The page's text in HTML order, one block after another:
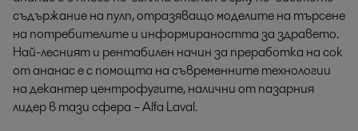
съдържание на пулп, отразяващо моделите на търсене
на потребителите и информираността за здравето.
Най-лесният и рентабилен начин за преработка на сок
от ананас е с помощта на съвременните технологии
на декантер центрофугите, налични от пазарния
лидер в тази сфера – Alfa Laval.